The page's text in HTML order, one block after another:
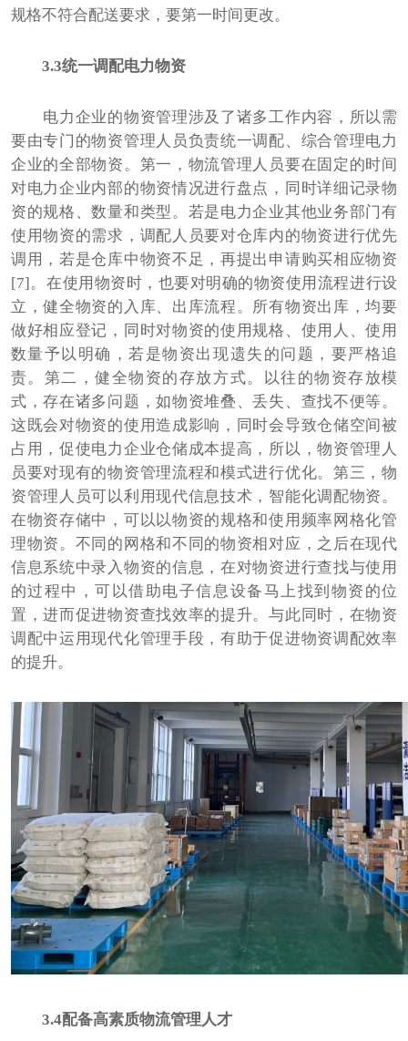
规格不符合配送要求，要第一时间更改。
3.3统一调配电力物资
电力企业的物资管理涉及了诸多工作内容，所以需
要由专门的物资管理人员负责统一调配、综合管理电力
企业的全部物资。第一，物流管理人员要在固定的时间
对电力企业内部的物资情况进行盘点，同时详细记录物
资的规格、数量和类型。若是电力企业其他业务部门有
使用物资的需求，调配人员要对仓库内的物资进行优先
调用，若是仓库中物资不足，再提出申请购买相应物资
[7]。在使用物资时，也要对明确的物资使用流程进行设
立，健全物资的入库、出库流程。所有物资出库，均要
做好相应登记，同时对物资的使用规格、使用人、使用
数量予以明确，若是物资出现遗失的问题，要严格追
责。第二，健全物资的存放方式。以往的物资存放模
式，存在诸多问题，如物资堆叠、丢失、查找不便等。
这既会对物资的使用造成影响，同时会导致仓储空间被
占用，促使电力企业仓储成本提高，所以，物资管理人
员要对现有的物资管理流程和模式进行优化。第三，物
资管理人员可以利用现代信息技术，智能化调配物资。
在物资存储中，可以以物资的规格和使用频率网格化管
理物资。不同的网格和不同的物资相对应，之后在现代
信息系统中录入物资的信息，在对物资进行查找与使用
的过程中，可以借助电子信息设备马上找到物资的位
置，进而促进物资查找效率的提升。与此同时，在物资
调配中运用现代化管理手段，有助于促进物资调配效率
的提升。
3.4配备高素质物流管理人才